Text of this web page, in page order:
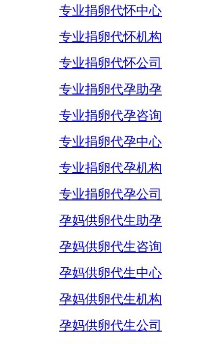
专业捐卵代怀中心
专业捐卵代怀机构
专业捐卵代怀公司
专业捐卵代孕助孕
专业捐卵代孕咨询
专业捐卵代孕中心
专业捐卵代孕机构
专业捐卵代孕公司
孕妈供卵代生助孕
孕妈供卵代生咨询
孕妈供卵代生中心
孕妈供卵代生机构
孕妈供卵代生公司